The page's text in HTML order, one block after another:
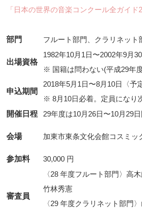
「日本の世界の音楽コンクール全ガイ
部門 フルート部門、クラリネッ
出場資格
1982年10月1日〜2002年9月
※ 国籍は問わない(平成29年
申込期間
2018年5月1日〜8月10日〈予
※ 8月10日必着。定員になり
開催日程
29年度は10月26日〜10月29
会場
参加料 30,000 円
審査員
〈28 年度フルート部門〉高
竹林秀憲
〈29 年度クラリネット部門